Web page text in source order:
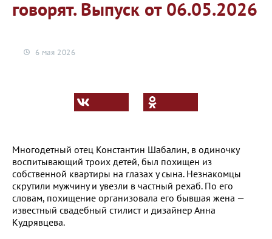
говорят. Выпуск от 06.05.2026
6 мая 2026
Многодетный отец Константин Шабалин, в одиночку
воспитывающий троих детей, был похищен из
собственной квартиры на глазах у сына. Незнакомцы
скрутили мужчину и увезли в частный рехаб. По его
словам, похищение организовала его бывшая жена —
известный свадебный стилист и дизайнер Анна
Кудрявцева.